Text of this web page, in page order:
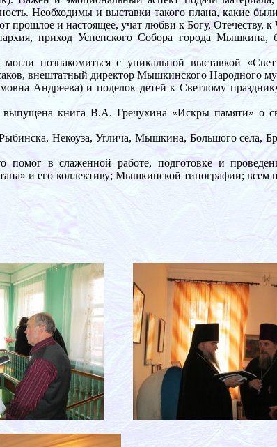
Необходимы и выставки такого плана, какие
и настоящее, учат любви к Богу, Отечеству, к
приход Успенского Собора города
познакомиться с уникальной выставкой
внештатный директор Мышкинского Народного
Андреева) и поделок детей к Светлому
книга В.А. Гречухина «Искры памяти» о
Некоуза, Углича, Мышкина, Большого села,
помог в слаженной работе, подготовке и
и его коллективу; Мышкинской типографии;